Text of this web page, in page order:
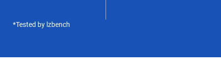
*Tested by lzbench